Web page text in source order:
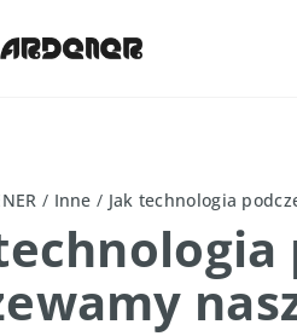
/ Inne / Jak technologia